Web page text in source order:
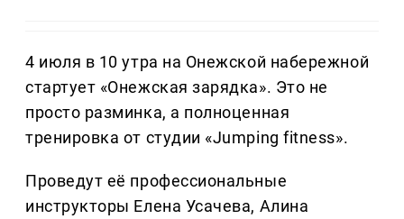
4 июля в 10 утра на Онежской набережной
стартует «Онежская зарядка». Это не
просто разминка, а полноценная
тренировка от студии «Jumping fitness».
Проведут её профессиональные
инструкторы Елена Усачева, Алина